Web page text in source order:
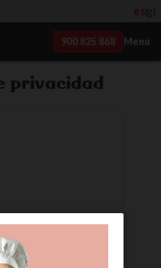
es
900 825 868 Menú
privacidad